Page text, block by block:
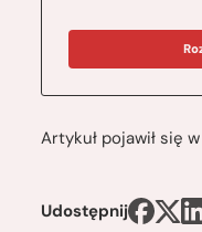
Artykuł pojawił się
Udostępnij